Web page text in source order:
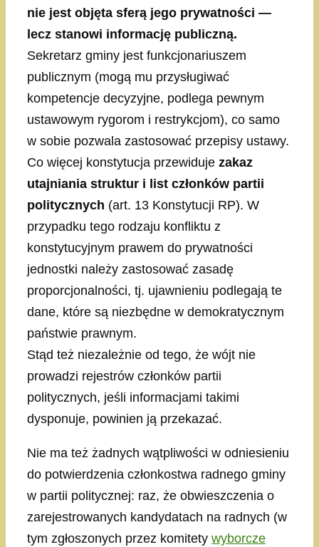
nie jest objęta sferą jego prywatności —
lecz stanowi informację publiczną.
Sekretarz gminy jest funkcjonariuszem
publicznym (mogą mu przysługiwać
kompetencje decyzyjne, podlega pewnym
ustawowym rygorom i restrykcjom), co samo
w sobie pozwala zastosować przepisy ustawy.
Co więcej konstytucja przewiduje zakaz
utajniania struktur i list członków partii
politycznych (art. 13 Konstytucji RP). W
przypadku tego rodzaju konfliktu z
konstytucyjnym prawem do prywatności
jednostki należy zastosować zasadę
proporcjonalności, tj. ujawnieniu podlegają te
dane, które są niezbędne w demokratycznym
państwie prawnym.
Stąd też niezależnie od tego, że wójt nie
prowadzi rejestrów członków partii
politycznych, jeśli informacjami takimi
dysponuje, powinien ją przekazać.
Nie ma też żadnych wątpliwości w odniesieniu
do potwierdzenia członkostwa radnego gminy
w partii politycznej: raz, że obwieszczenia o
zarejestrowanych kandydatach na radnych (w
tym zgłoszonych przez komitety wyborcze